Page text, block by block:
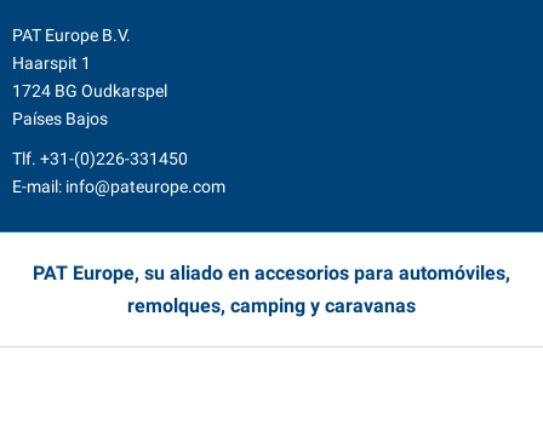
PAT Europe B.V.
Haarspit 1
1724 BG Oudkarspel
Países Bajos
Tlf. +31-(0)226-331450
E-mail: info@pateurope.com
PAT Europe, su aliado en accesorios para automóviles,
remolques, camping y caravanas